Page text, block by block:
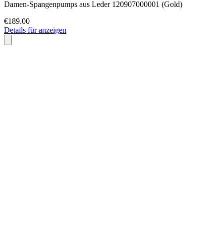
Damen-Spangenpumps aus Leder 120907000001 (Gold)
€189.00
Details für anzeigen